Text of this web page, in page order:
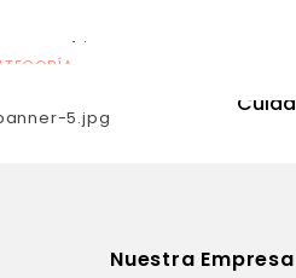
Nuestra Empresa